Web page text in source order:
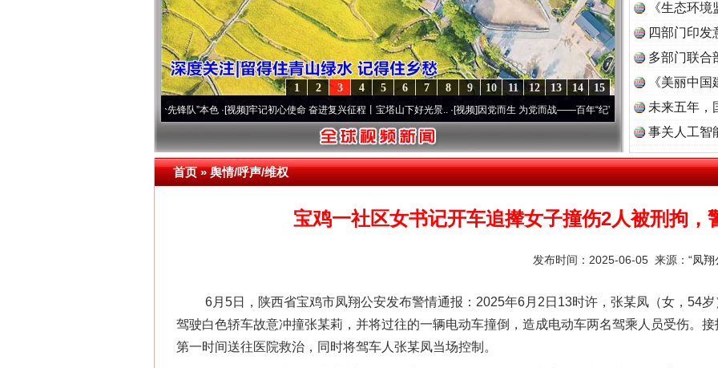
15
14
13
12
11
10
9
8
7
6
5
4
3
2
1
永葆“两个先锋队”本色·[视频]牢记初心使命 奋进复兴征程丨宝塔山下好光景..·[视频]因党而生 为党而战——百年“纪”事⑧加强纪律.. ·[视频]牢记初心使命
《生态环
读
四部门印发
多部门联合
《美丽中
未来五年，
事关人工智
首页»舆情/呼声/维权
宝鸡一社区女书记开车追撵女子撞伤2人被刑拘，
发布时间：2025-06-05 来源： “凤
6月5日，陕西省宝鸡市凤翔公安发布警情通报：2025年6月2日13时许，张某凤（女，54岁
驾驶白色轿车故意冲撞张某莉，并将过往的一辆电动车撞倒，造成电动车两名驾乘人员受伤。
第一时间送往医院救治，同时将驾车人张某凤当场控制。